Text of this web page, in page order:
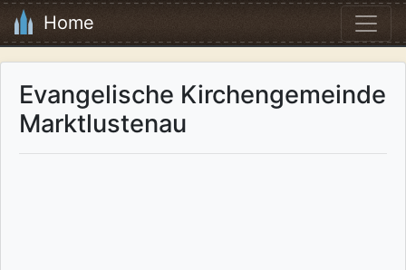
Home
Evangelische Kirchengemeinde
Marktlustenau